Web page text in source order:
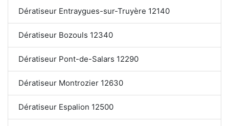
Dératiseur Entraygues-sur-Truyère 12140
Dératiseur Bozouls 12340
Dératiseur Pont-de-Salars 12290
Dératiseur Montrozier 12630
Dératiseur Espalion 12500